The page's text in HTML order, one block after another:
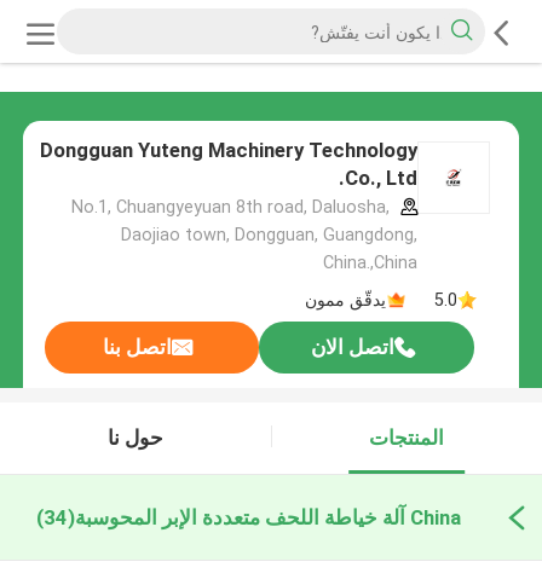
Dongguan Yuteng Machinery Technology
Co., Ltd.
No.1, Chuangyeyuan 8th road, Daluosha,
Daojiao town, Dongguan, Guangdong,
China.,China
5.0
يدقّق ممون
اتصل الان اتصل بنا
المنتجات حول نا
China آلة خياطة اللحف متعددة الإبر المحوسبة (34)